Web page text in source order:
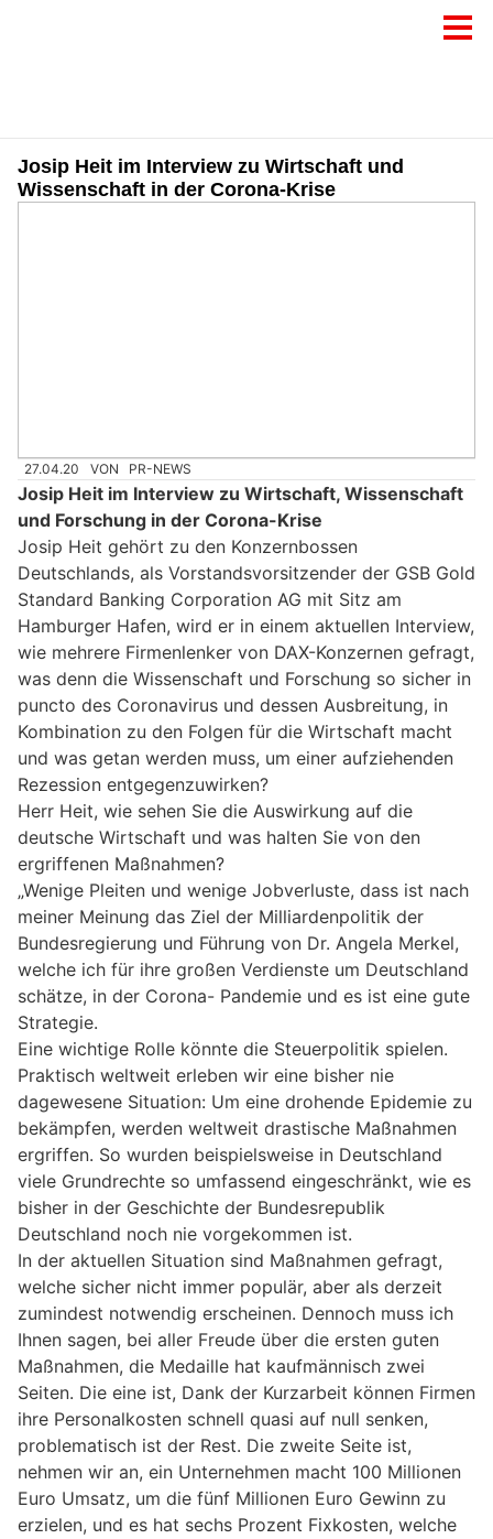
Josip Heit im Interview zu Wirtschaft und
Wissenschaft in der Corona-Krise
27.04.20 VON PR-NEWS
Josip Heit im Interview zu Wirtschaft, Wissenschaft
und Forschung in der Corona-Krise
Josip Heit gehört zu den Konzernbossen
Deutschlands, als Vorstandsvorsitzender der GSB Gold
Standard Banking Corporation AG mit Sitz am
Hamburger Hafen, wird er in einem aktuellen Interview,
wie mehrere Firmenlenker von DAX-Konzernen gefragt,
was denn die Wissenschaft und Forschung so sicher in
puncto des Coronavirus und dessen Ausbreitung, in
Kombination zu den Folgen für die Wirtschaft macht
und was getan werden muss, um einer aufziehenden
Rezession entgegenzuwirken?
Herr Heit, wie sehen Sie die Auswirkung auf die
deutsche Wirtschaft und was halten Sie von den
ergriffenen Maßnahmen?
„Wenige Pleiten und wenige Jobverluste, dass ist nach
meiner Meinung das Ziel der Milliardenpolitik der
Bundesregierung und Führung von Dr. Angela Merkel,
welche ich für ihre großen Verdienste um Deutschland
schätze, in der Corona- Pandemie und es ist eine gute
Strategie.
Eine wichtige Rolle könnte die Steuerpolitik spielen.
Praktisch weltweit erleben wir eine bisher nie
dagewesene Situation: Um eine drohende Epidemie zu
bekämpfen, werden weltweit drastische Maßnahmen
ergriffen. So wurden beispielsweise in Deutschland
viele Grundrechte so umfassend eingeschränkt, wie es
bisher in der Geschichte der Bundesrepublik
Deutschland noch nie vorgekommen ist.
In der aktuellen Situation sind Maßnahmen gefragt,
welche sicher nicht immer populär, aber als derzeit
zumindest notwendig erscheinen. Dennoch muss ich
Ihnen sagen, bei aller Freude über die ersten guten
Maßnahmen, die Medaille hat kaufmännisch zwei
Seiten. Die eine ist, Dank der Kurzarbeit können Firmen
ihre Personalkosten schnell quasi auf null senken,
problematisch ist der Rest. Die zweite Seite ist,
nehmen wir an, ein Unternehmen macht 100 Millionen
Euro Umsatz, um die fünf Millionen Euro Gewinn zu
erzielen, und es hat sechs Prozent Fixkosten, welche